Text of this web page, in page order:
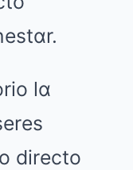
lα
directo